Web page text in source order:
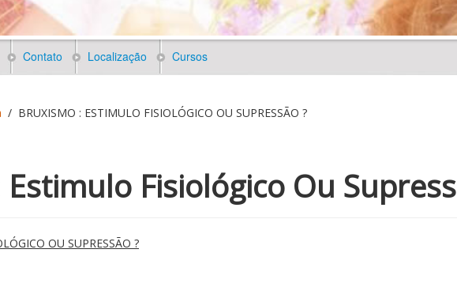
Contato Localização Cursos
/ BRUXISMO : ESTIMULO FISIOLÓGICO OU SUPRESSÃO ?
Fisiológico Ou
OU SUPRESSÃO ?